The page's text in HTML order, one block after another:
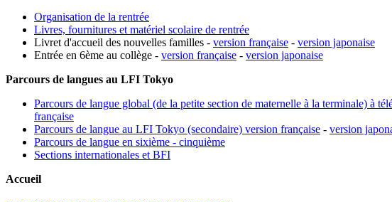
Organisation de la rentrée
Livres, fournitures et matériel scolaire de rentrée
Livret d'accueil des nouvelles familles - version française - version japonaise
Entrée en 6ème au collège - version française - version japonaise
Parcours de langues au LFI Tokyo
Parcours de langue global (de la petite section de maternelle à la terminale) à
française
Parcours de langue au LFI Tokyo (secondaire) version française - version
Parcours de langue en sixième - cinquième
Sections internationales et BFI
Accueil